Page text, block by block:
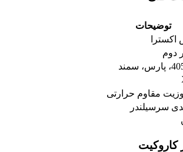
توضیحات
دوم
مقاوم حرارتی
سرسیلندر
کاروکیت